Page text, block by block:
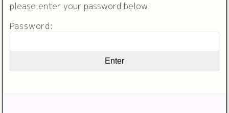
please enter your password below:
Password: